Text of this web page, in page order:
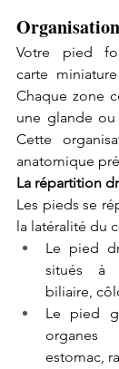
Votre pied
carte
Chaque zone
une glande ou
Cette
anatomique
La répartition
Les pieds se
la latéralité du
Le pied
situés à
biliaire,
Le pied
estomac,